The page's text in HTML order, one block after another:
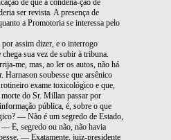
de que a condena-ção de
ser revista. A presença de
a Promotoria se interessa pelo
assim dizer, e o interrogo
sua vez de subir à tribuna.
me, mas, ao ler os autos, não há
Harnason soubesse que arsênico
exame toxicológico e que,
do Sr. Millan passar por
pública, é, sobre o que
— Não é um segredo de Estado,
E, segredo ou não, não havia
— Exatamente, juiz-presidente